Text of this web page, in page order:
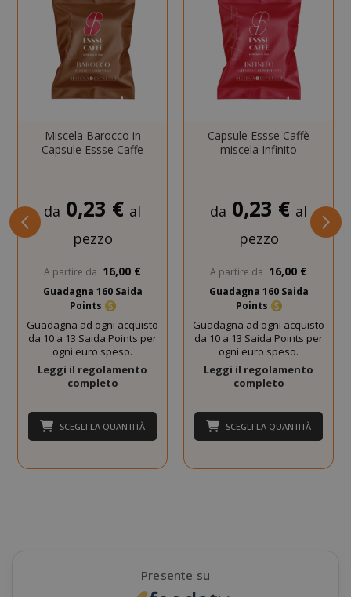
Miscela Barocco in
Capsule Essse Caffe
da 0,23 € al
pezzo
A partire da 16,00 €
Guadagna 160 Saida
Points
Guadagna ad ogni acquisto
da 10 a 13 Saida Points per
ogni euro speso.
Leggi il regolamento
completo
SCEGLI LA QUANTITÀ
Capsule Essse Caffè
miscela Infinito
da 0,23 € al
pezzo
A partire da 16,00 €
Guadagna 160 Saida
Points
Guadagna ad ogni acquisto
da 10 a 13 Saida Points per
ogni euro speso.
Leggi il regolamento
completo
SCEGLI LA QUANTITÀ
Presente su
SADEVSESSID
_GRECAPTCHA Google
Privacy Policy